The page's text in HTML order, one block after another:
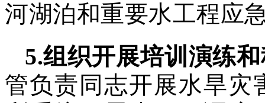
河湖泊和重要水工程应
5.组织开展培训演练
管负责同志开展水旱灾